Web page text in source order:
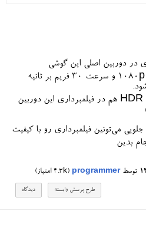
در دوربین اصلی این گوشی
با کیفیت 1080p و سرعت ۳۰ فریم بر ثانیه
تکنولوژی HDR هم در فیلمبرداری این دوربین
جلویی می‌تونین فیلمبرداری رو با کیفیت
توسطprogrammer
(
4.3k امتیاز)